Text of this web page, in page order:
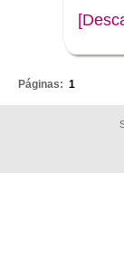
Páginas: 1